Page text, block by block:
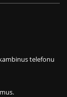
telefonu